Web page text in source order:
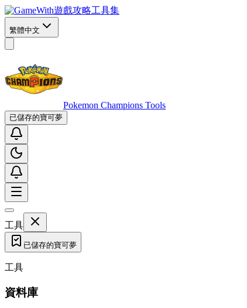
遊戲攻略工具集
繁體中文
Pokemon Champions Tools
已儲存的寶可夢
工具
已儲存的寶可夢
工具
資料庫